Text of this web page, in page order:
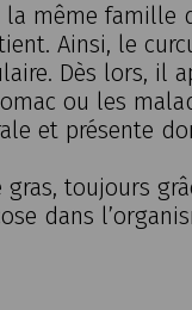
même famille
Ainsi, le
Dès lors, il
ou les
et présente
toujours
dans